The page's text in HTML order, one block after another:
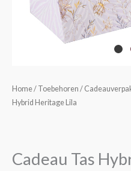
Home/ Toebehoren /
Hybrid Heritage Lila
Cadeau Tas
Cadeau
Tas
aantal